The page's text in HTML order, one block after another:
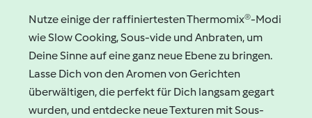
Nutze einige der raffiniertesten Thermomix®-Modi
wie Slow Cooking, Sous-vide und Anbraten, um
Deine Sinne auf eine ganz neue Ebene zu bringen.
Lasse Dich von den Aromen von Gerichten
überwältigen, die perfekt für Dich langsam gegart
wurden, und entdecke neue Texturen mit Sous-